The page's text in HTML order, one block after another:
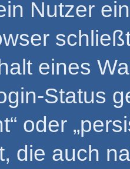
Nutzer
eines
Status
oder
die auch